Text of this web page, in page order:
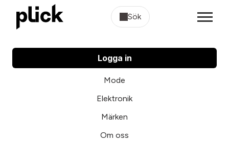
Sök
Logga in
Mode
Elektronik
Märken
Om oss